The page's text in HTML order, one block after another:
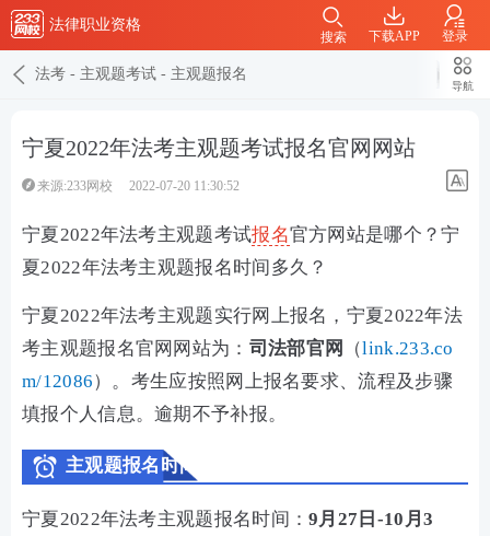
法律职业资格
下载APP 登录
搜索
法考 - 主观题考试 - 主观题报名
导航
宁夏2022年法考主观题考试报名官网网站
来源:233网校 2022-07-20 11:30:52
宁夏2022年法考主观题考试报名官方网站是哪个？宁
夏2022年法考主观题报名时间多久？
宁夏2022年法考主观题实行网上报名，宁夏2022年法
考主观题报名官网网站为： 司法部官网 （link.233.co
m/12086）。考生应按照网上报名要求、流程及步骤
填报个人信息。逾期不予补报。
主观题报名时间
宁夏2022年法考主观题报名时间：9月27日-10月3